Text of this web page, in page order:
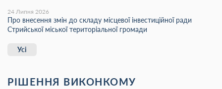
24 Липня 2026
Про внесення змін до складу місцевої інвестиційної ради
Стрийської міської територіальної громади
Усі
РІШЕННЯ ВИКОНКОМУ